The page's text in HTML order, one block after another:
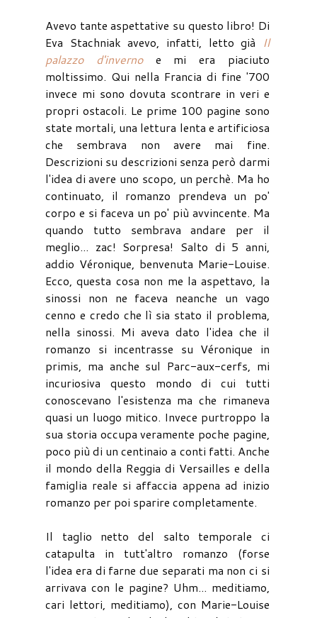
Avevo tante aspettative su questo libro! Di
Eva Stachniak avevo, infatti, letto già
Il
palazzo d'invernoe mi era piaciuto
moltissimo. Qui nella Francia di fine '700
invece mi sono dovuta scontrare in veri e
propri ostacoli. Le prime 100 pagine sono
state mortali, una lettura lenta e artificiosa
che sembrava non avere mai fine.
Descrizioni su descrizioni senza però darmi
l'idea di avere uno scopo, un perchè. Ma ho
continuato, il romanzo prendeva un po'
corpo e si faceva un po' più avvincente. Ma
quando tutto sembrava andare per il
meglio... zac! Sorpresa! Salto di 5 anni,
addio Véronique, benvenuta Marie-Louise.
Ecco, questa cosa non me la aspettavo, la
sinossi non ne faceva neanche un vago
cenno e credo che lì sia stato il problema,
nella sinossi. Mi aveva dato l'idea che il
romanzo si incentrasse su Véronique in
primis, ma anche sul Parc-aux-cerfs, mi
incuriosiva questo mondo di cui tutti
conoscevano l'esistenza ma che rimaneva
quasi un luogo mitico. Invece purtroppo la
sua storia occupa veramente poche pagine,
poco più di un centinaio a conti fatti. Anche
il mondo della Reggia di Versailles e della
famiglia reale si affaccia appena ad inizio
romanzo per poi sparire completamente.
Il taglio netto del salto temporale ci
catapulta in tutt'altro romanzo (forse
l'idea era di farne due separati ma non ci si
arrivava con le pagine? Uhm... meditiamo,
cari lettori, meditiamo), con Marie-Louise